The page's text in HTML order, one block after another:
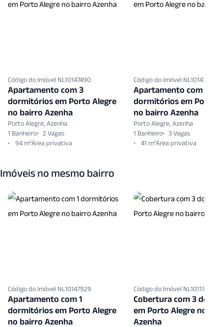
Código do Imóvel NL10147490
Apartamento com 3
dormitórios em Porto Alegre
no bairro Azenha
Porto Alegre, Azenha
1 Banheiro
2 Vagas
94 m²
Código do Imóvel NL10147929
Apartamento com 1
dormitórios em Porto
no bairro Azenha
Porto Alegre, Azenha
1 Banheiro
3 Vagas
41 m²
Imóveis no mesmo bairro
Código do Imóvel NL10147929
Apartamento com 1
dormitórios em Porto Alegre
no bairro Azenha
Código do Imóvel NL10117720
Cobertura com 3
em Porto Alegre no
Azenha